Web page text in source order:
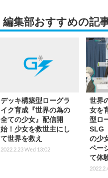
編集部おすすめの記
デッキ構築型ローグラ
イク育成『世界の為の
全ての少女』配信開
始！少女を救世主にし
て世界を救え
2022.2.23 Wed 13:02
世界
女を
型ロ
SLG
の少
ペー
て体